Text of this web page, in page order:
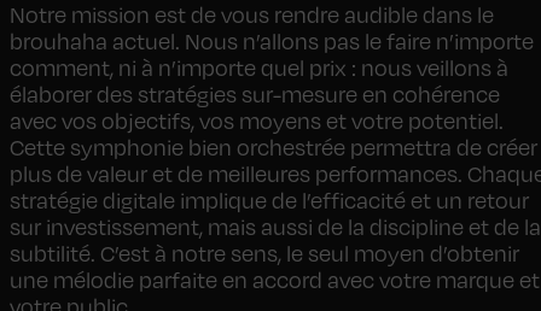
Notre mission est de vous rendre audible dans le
brouhaha actuel. Nous n’allons pas le faire n’importe
comment, ni à n’importe quel prix : nous veillons à
élaborer des stratégies sur-mesure en cohérence
avec vos objectifs, vos moyens et votre potentiel.
Cette symphonie bien orchestrée permettra de créer
plus de valeur et de meilleures performances.
stratégie digitale implique de l’efficacité et un retour
sur investissement, mais aussi de la discipline et de la
subtilité. C’est à notre sens, le seul moyen d’obtenir
une mélodie parfaite en accord avec votre marque et